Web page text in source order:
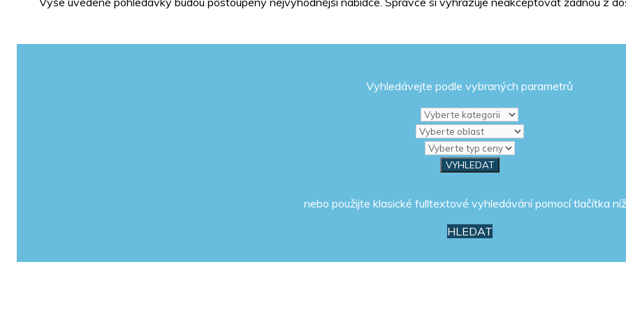
Vyhledávejte podle vybraných parametrů
nebo použijte klasické fulltextové vyhledávání pomocí tlačítka
HLEDAT